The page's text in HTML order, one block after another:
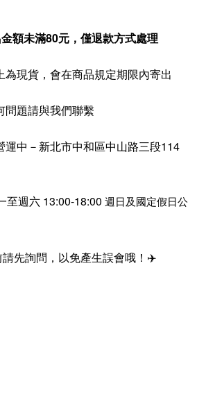
金額未滿80元，僅退款方式處理
為現貨，會在商品規定期限內寄出
問題請與我們聯繫
運中－新北市中和區中山路三段114
週六 13:00-18:00 週日及國定假日公
先詢問，以免產生誤會哦！✈️